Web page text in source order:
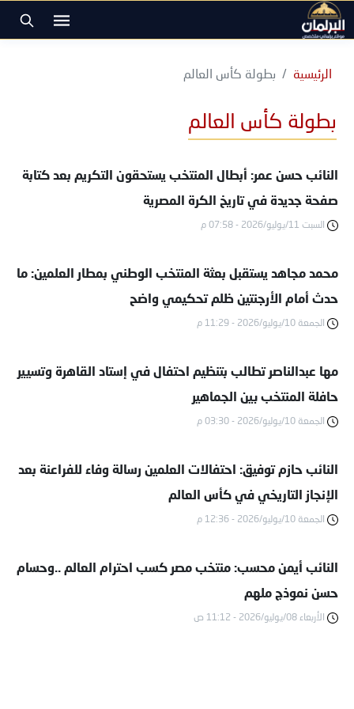
الرئيسية بطولة كأس العالم
بطولة كأس العالم
النائب حسن عمر: أبطال المنتخب يستحقون التكريم بعد كتابة
صفحة جديدة في تاريخ الكرة المصرية
السبت 11/يوليو/2026 - 07:58 م
محمد مجاهد يستقبل بعثة المنتخب الوطني بمطار العلمين: ما
حدث أمام الأرجنتين ظلم تحكيمي واضح
الجمعة 10/يوليو/2026 - 11:29 م
مها عبدالناصر تطالب بتنظيم احتفال في إستاد القاهرة وتسيير
حافلة المنتخب بين الجماهير
الجمعة 10/يوليو/2026 - 03:30 م
النائب حازم توفيق: احتفالات العلمين رسالة وفاء للفراعنة بعد
الإنجاز التاريخي في كأس العالم
الجمعة 10/يوليو/2026 - 12:36 م
النائب أيمن محسب: منتخب مصر كسب احترام العالم ..وحسام
حسن نموذج ملهم
الأربعاء 08/يوليو/2026 - 11:12 ص